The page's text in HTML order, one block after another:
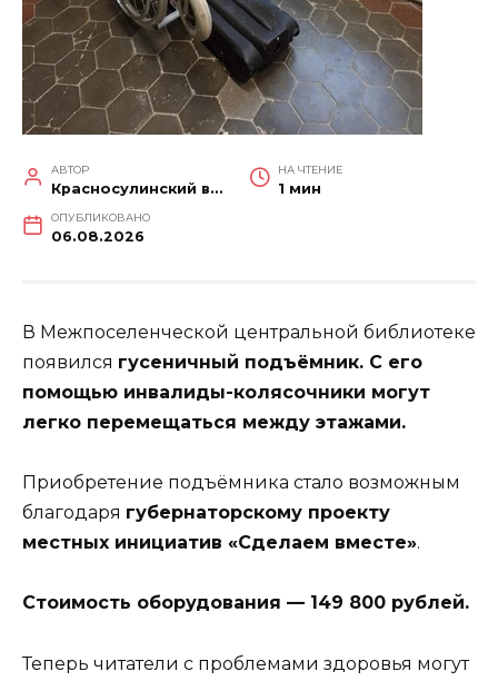
АВТОР
Красносулинский вестник
НА ЧТЕНИЕ
1 мин
ОПУБЛИКОВАНО
06.08.2026
В Межпоселенческой центральной библиотеке
появился гусеничный подъёмник. С его
помощью инвалиды-колясочники могут
легко перемещаться между этажами.
Приобретение подъёмника стало возможным
благодаря губернаторскому проекту
местных инициатив «Сделаем вместе».
Стоимость оборудования — 149 800 рублей.
Теперь читатели с проблемами здоровья могут